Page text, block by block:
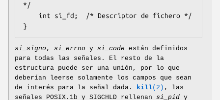
*/
}
si_signo , si_errno y si_code están definidos
para todas las señales. El resto de la
estructura puede ser una unión, por lo que
deberían leerse solamente los campos que sean
de interés para la señal dada.
kill(2) , las
señales POSIX.1b y SIGCHLD rellenan si_pid y